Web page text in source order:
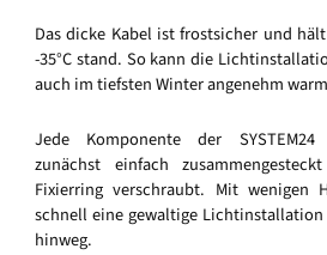
Das dicke Kabel ist frostsicher und
-35°C stand. So kann die
auch im tiefsten Winter angenehm
Jede Komponente der
zunächst einfach
Fixierring verschraubt. Mit wenigen
schnell eine gewaltige Lichtinstallation
hinweg.